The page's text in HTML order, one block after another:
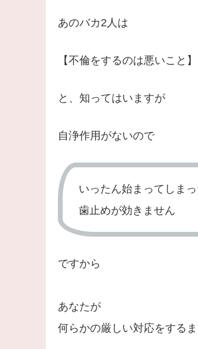
あのバカ2人は
【不倫をするのは悪いこと】
と、知ってはいますが
自浄作用がないので
いったん始まってしまっ
歯止めが効きません
ですから
あなたが
何らかの厳しい対応をする